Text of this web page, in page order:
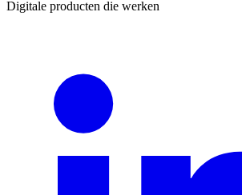
Digitale producten die werken